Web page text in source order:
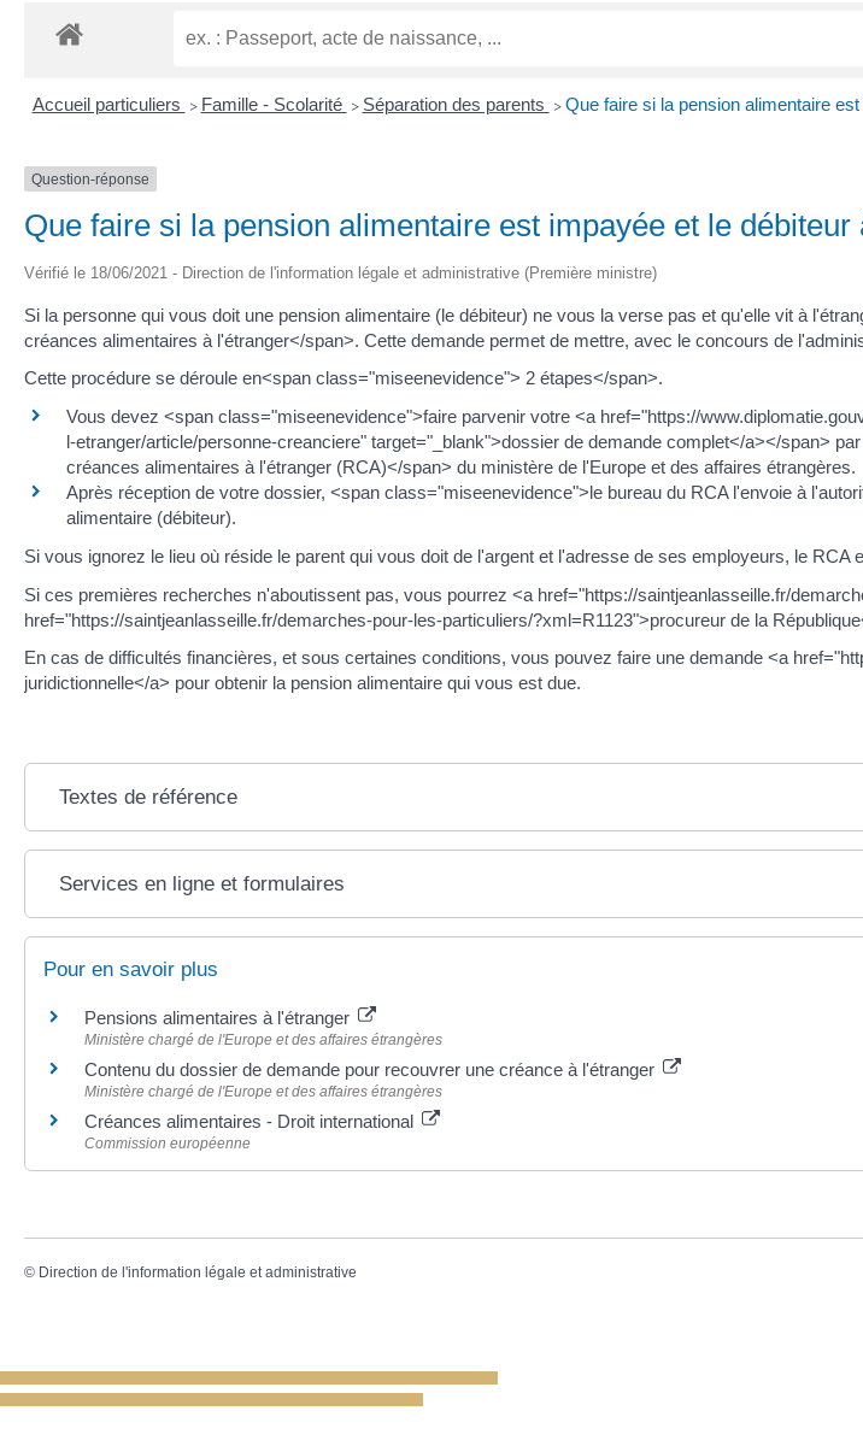
Accueil particuliers > Famille - Scolarité > Séparation des parents > Que faire si la pension alimentaire
Question-réponse
Que faire si la pension alimentaire est impayée et le débiteur
Vérifié le 18/06/2021 - Direction de l'information légale et administrative (Première ministre)
Si la personne qui vous doit une pension alimentaire (le débiteur) ne vous la verse pas et qu'elle vit à
créances alimentaires à l'étranger</span>. Cette demande permet de mettre, avec le concours de
Cette procédure se déroule en<span class="miseenevidence"> 2 étapes</span>.
Vous devez <span class="miseenevidence">faire parvenir votre <a href="https://
l-etranger/article/personne-creanciere" target="_blank">dossier de demande complet</a></span>
créances alimentaires à l'étranger (RCA)</span> du ministère de l'Europe et des affaires étrangères.
Après réception de votre dossier, <span class="miseenevidence">le bureau du RCA l'envoie à
alimentaire (débiteur).
Si vous ignorez le lieu où réside le parent qui vous doit de l'argent et l'adresse de ses employeurs, le
Si ces premières recherches n'aboutissent pas, vous pourrez <a href="https://saintjeanlasseille.fr/
href="https://saintjeanlasseille.fr/demarches-pour-les-particuliers/?xml=R1123">procureur de la
En cas de difficultés financières, et sous certaines conditions, vous pouvez faire une demande <a
juridictionnelle</a> pour obtenir la pension alimentaire qui vous est due.
Textes de référence
Services en ligne et formulaires
Pour en savoir plus
Pensions alimentaires à l'étranger
Ministère chargé de l'Europe et des affaires étrangères
Contenu du dossier de demande pour recouvrer une créance à l'étranger
Ministère chargé de l'Europe et des affaires étrangères
Créances alimentaires - Droit international
Commission européenne
© Direction de l'information légale et administrative